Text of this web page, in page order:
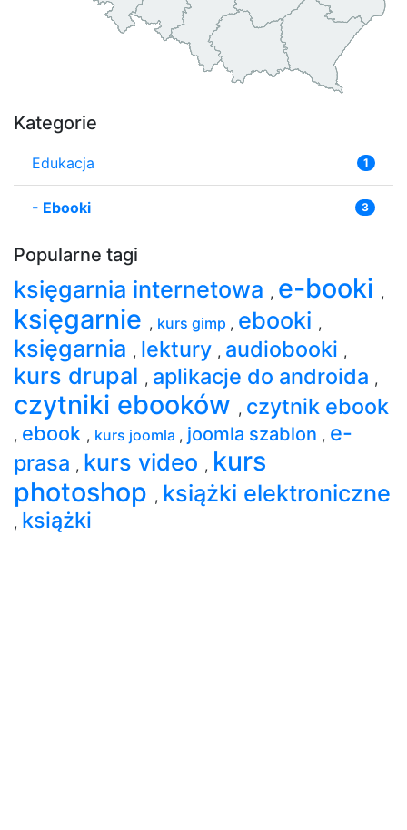
Kategorie
Edukacja 1
- Ebooki 3
Popularne tagi
księgarnia internetowa , e-booki ,
księgarnie , kurs gimp , ebooki ,
księgarnia , lektury , audiobooki ,
kurs drupal , aplikacje do androida ,
czytniki ebooków , czytnik ebook
, ebook , kurs joomla , joomla szablon , e-
prasa , kurs video , kurs
photoshop , książki elektroniczne
, książki